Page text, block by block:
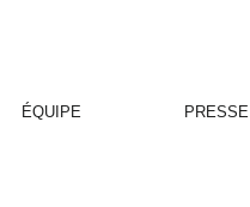
ÉQUIPE PRESSE